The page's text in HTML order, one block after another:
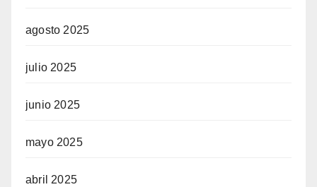
agosto 2025
julio 2025
junio 2025
mayo 2025
abril 2025